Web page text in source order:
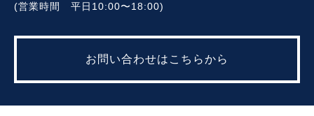
(営業時間 平日10:00〜18:00)
お問い合わせはこちらから